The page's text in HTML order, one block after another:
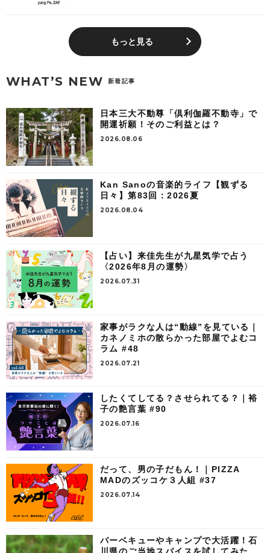
もっと見る
WHAT’S NEW 新着記事
日本三大不動尊「倶利伽羅不動寺」で
開運祈願！そのご利益とは？
2026.08.06
Kan Sanoの音楽的ライフ【観ずる
日々】第83回：2026夏
2026.08.04
【占い】来佳先生が九星気学で占う
〈2026年8月の運勢〉
2026.07.31
家事がラクな人は“動線”を見ている｜
カネノミホの散らかった部屋でよむコ
ラム #48
2026.07.21
したくてしてる？させられてる？｜裕
子の艶言葉 #90
2026.07.16
だって、男の子だもん！｜PIZZA
MADのズッコケ３人組 #37
2026.07.14
バーベキューやキャンプで大活躍！石
川県のご当地スパイスを試してみた。